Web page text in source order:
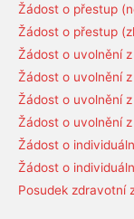
Žádost o přestup
Žádost o přestup
Žádost o uvolnění
Žádost o uvolnění
Žádost o uvolnění
Žádost o uvolnění
Žádost o
Žádost o
Posudek zdravotní